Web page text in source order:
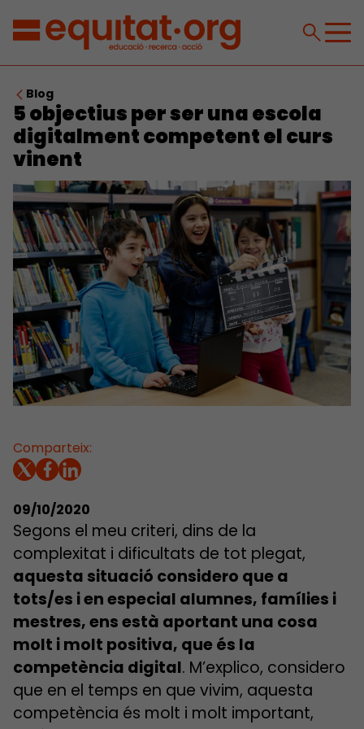
Blog
5 objectius per ser una escola
digitalment competent el curs
vinent
Comparteix:
09/10/2020
Segons el meu criteri, dins de la
complexitat i dificultats de tot plegat,
aquesta situació considero que a
tots/es i en especial alumnes, famílies i
mestres, ens està aportant una cosa
molt i molt positiva, que és la
competència digital. M’explico, considero
que en el temps en que vivim, aquesta
competència és molt i molt important,